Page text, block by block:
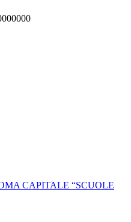
CAPITALE “SCUOLE